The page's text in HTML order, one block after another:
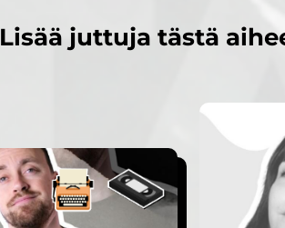
Lisää juttuja tästä